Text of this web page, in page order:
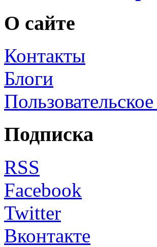
О сайте
Контакты
Блоги
Подписка
RSS
Facebook
Twitter
Вконтакте